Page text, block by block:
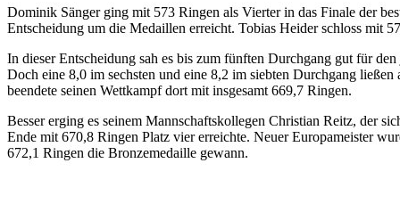
Dominik Sänger ging mit 573 Ringen als Vierter in das Finale der
Entscheidung um die Medaillen erreicht. Tobias Heider schloss mit
In dieser Entscheidung sah es bis zum fünften Durchgang gut für
Doch eine 8,0 im sechsten und eine 8,2 im siebten Durchgang
beendete seinen Wettkampf dort mit insgesamt 669,7 Ringen.
Besser erging es seinem Mannschaftskollegen Christian Reitz, der
Ende mit 670,8 Ringen Platz vier erreichte. Neuer Europameister
672,1 Ringen die Bronzemedaille gewann.